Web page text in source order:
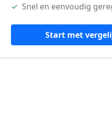
✓ Snel en eenvoudig
Start met